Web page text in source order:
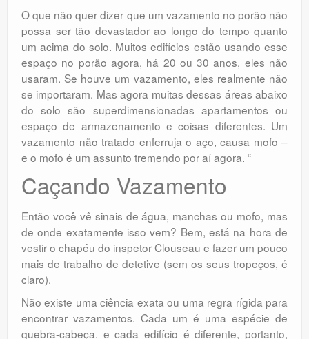
O que não quer dizer que um vazamento no porão não
possa ser tão devastador ao longo do tempo quanto
um acima do solo. Muitos edifícios estão usando esse
espaço no porão agora, há 20 ou 30 anos, eles não
usaram. Se houve um vazamento, eles realmente não
se importaram. Mas agora muitas dessas áreas abaixo
do solo são superdimensionadas apartamentos ou
espaço de armazenamento e coisas diferentes. Um
vazamento não tratado enferruja o aço, causa mofo –
e o mofo é um assunto tremendo por aí agora. “
Caçando Vazamento
Então você vê sinais de água, manchas ou mofo, mas
de onde exatamente isso vem? Bem, está na hora de
vestir o chapéu do inspetor Clouseau e fazer um pouco
mais de trabalho de detetive (sem os seus tropeços, é
claro).
Não existe uma ciência exata ou uma regra rígida para
encontrar vazamentos. Cada um é uma espécie de
quebra-cabeça, e cada edifício é diferente, portanto,